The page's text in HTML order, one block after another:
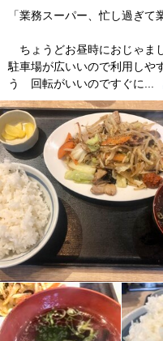
「業務スーパー、忙し過ぎて
ちょうどお昼時におじゃ
駐車場が広いいので利用しや
う 回転がいいのですぐに...